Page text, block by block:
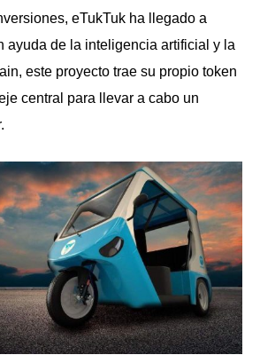
eTukTuk ha llegado a
ayuda de la inteligencia artificial y la
este proyecto trae su propio token
central para llevar a cabo un